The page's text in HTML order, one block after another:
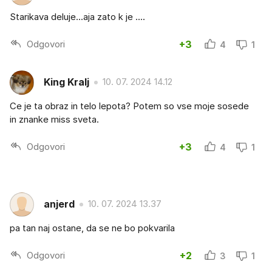
Starikava deluje...aja zato k je ....
Odgovori +3 4 1
King Kralj 10. 07. 2024 14.12
Ce je ta obraz in telo lepota? Potem so vse moje sosede
in znanke miss sveta.
Odgovori +3 4 1
anjerd 10. 07. 2024 13.37
pa tan naj ostane, da se ne bo pokvarila
Odgovori +2 3 1